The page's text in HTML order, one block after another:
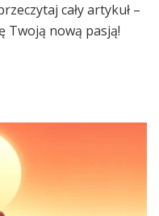
cały artykuł –
Twoją nową pasją!